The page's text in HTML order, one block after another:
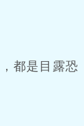
都是目露恐